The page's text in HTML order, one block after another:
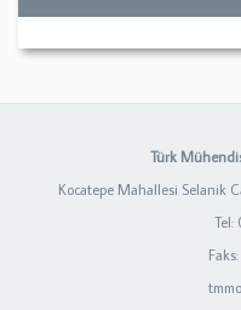
Türk
Kocatepe Mahallesi Selanik
Tel: